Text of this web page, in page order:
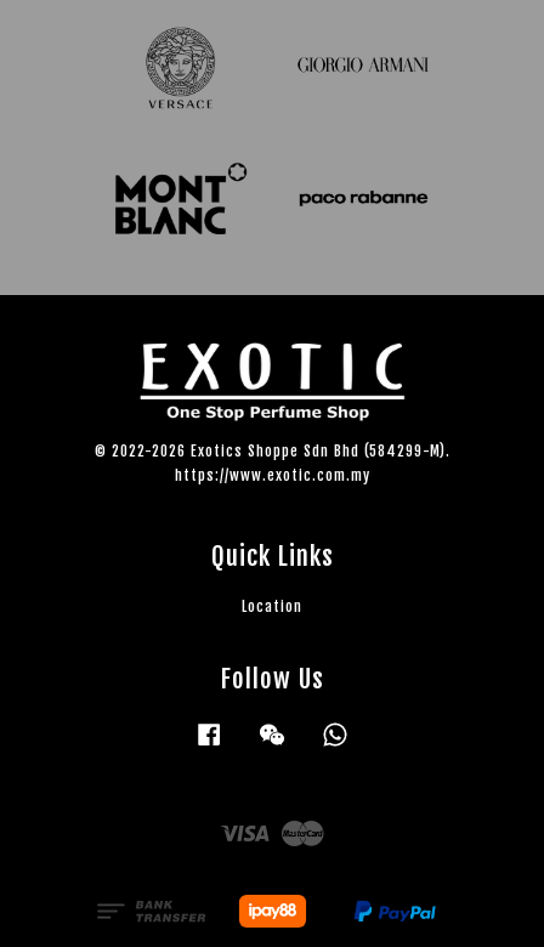
© 2022-2026 Exotics Shoppe Sdn Bhd (584299-M).
https://www.exotic.com.my
Quick Links
Location
Follow Us
Facebook Wechat
Visa